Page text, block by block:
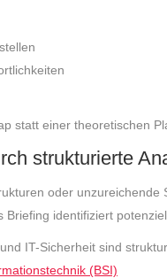
statt einer theoretischen
strukturierte
oder unzureichende
identifiziert
IT-Sicherheit sind
(BSI)